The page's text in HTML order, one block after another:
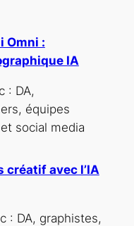
Omni :
IA
: DA,
équipes
social media
créatif avec l’IA
: DA, graphistes,